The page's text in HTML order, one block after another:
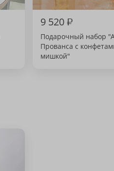
9 520₽
Подарочный набор
Прованса с
мишкой"